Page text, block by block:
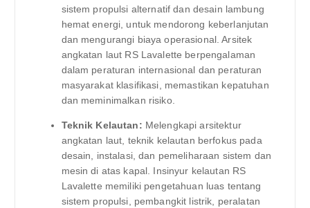
sistem propulsi alternatif dan desain lambung
hemat energi, untuk mendorong keberlanjutan
dan mengurangi biaya operasional. Arsitek
angkatan laut RS Lavalette berpengalaman
dalam peraturan internasional dan peraturan
masyarakat klasifikasi, memastikan kepatuhan
dan meminimalkan risiko.
Teknik Kelautan: Melengkapi arsitektur
angkatan laut, teknik kelautan berfokus pada
desain, instalasi, dan pemeliharaan sistem dan
mesin di atas kapal. Insinyur kelautan RS
Lavalette memiliki pengetahuan luas tentang
sistem propulsi, pembangkit listrik, peralatan